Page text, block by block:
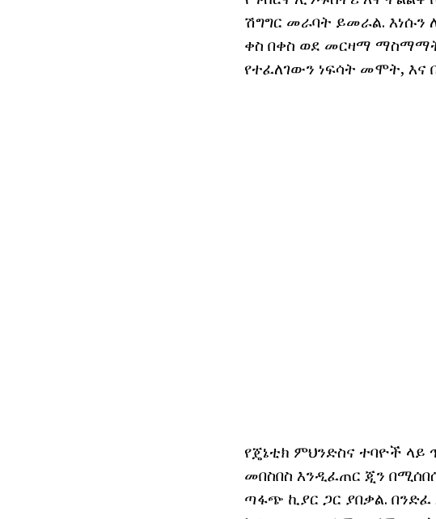
ሽግግር መራባት ይመራል. እነሱን
ቀስ በቀስ ወደ መርዛማ ማስማማት
የተፈለገውን ነፍሳት መሞት,
የጄኔቲክ ምህንድስና ተባዮች
መበስበስ እንዲፈጠር ጂን
ጣፋጭ ኪያር ጋር ያበቃል.